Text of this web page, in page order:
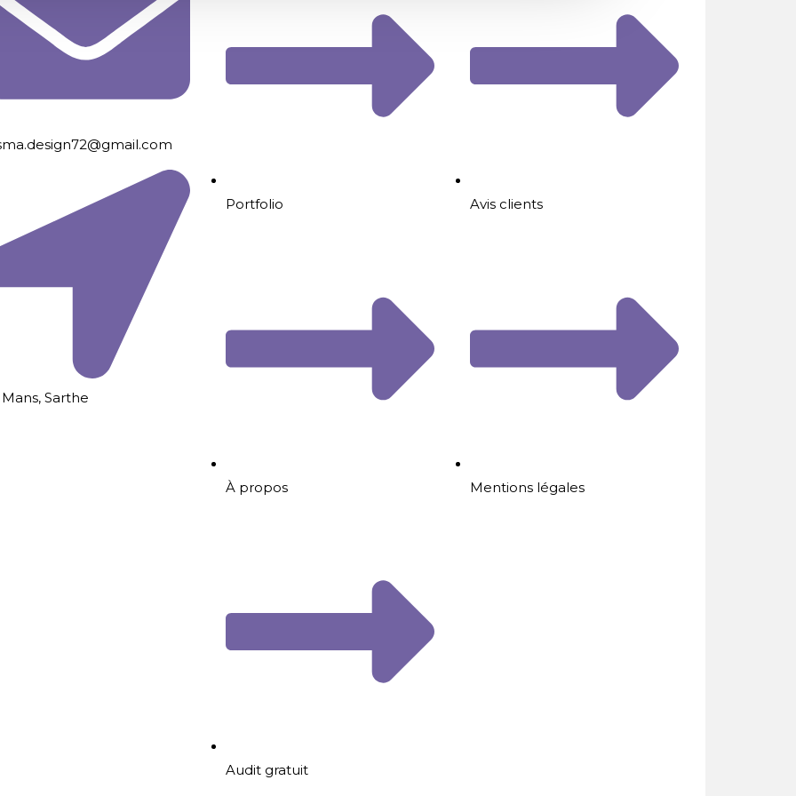
Sarthe
Portfolio
À propos
Audit gratuit
Avis clients
Mentions légales